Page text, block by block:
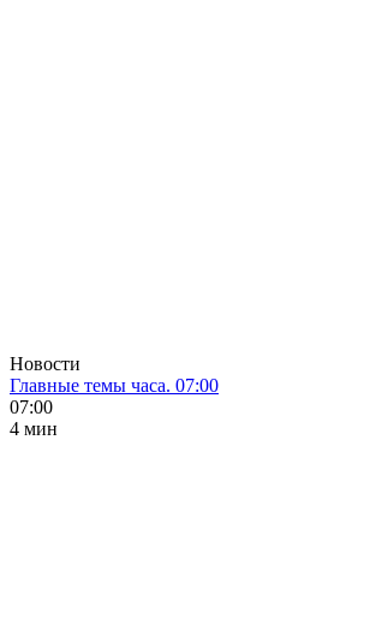
Новости
Главные темы часа. 07:00
07:00
4 мин